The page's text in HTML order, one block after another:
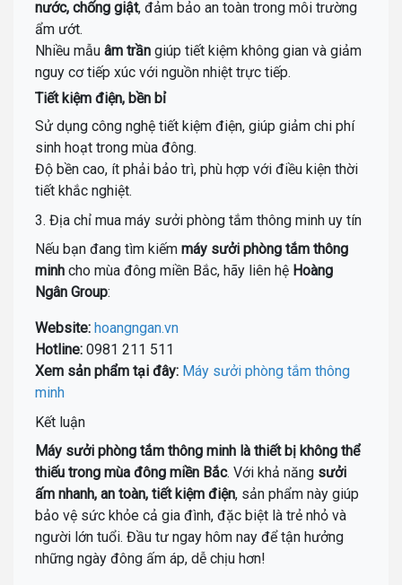
nước, chống giật, đảm bảo an toàn trong môi trường
ẩm ướt.
Nhiều mẫu âm trần giúp tiết kiệm không gian và giảm
nguy cơ tiếp xúc với nguồn nhiệt trực tiếp.
Tiết kiệm điện, bền bỉ
Sử dụng công nghệ tiết kiệm điện, giúp giảm chi phí
sinh hoạt trong mùa đông.
Độ bền cao, ít phải bảo trì, phù hợp với điều kiện thời
tiết khắc nghiệt.
3. Địa chỉ mua máy sưởi phòng tắm thông minh uy tín
Nếu bạn đang tìm kiếm máy sưởi phòng tắm thông
minh cho mùa đông miền Bắc, hãy liên hệ Hoàng
Ngân Group:
Website: hoangngan.vn
Hotline: 0981 211 511
Xem sản phẩm tại đây: Máy sưởi phòng tắm thông
minh
Kết luận
Máy sưởi phòng tắm thông minh là thiết bị không thể
thiếu trong mùa đông miền Bắc. Với khả năng sưởi
ấm nhanh, an toàn, tiết kiệm điện, sản phẩm này giúp
bảo vệ sức khỏe cả gia đình, đặc biệt là trẻ nhỏ và
người lớn tuổi. Đầu tư ngay hôm nay để tận hưởng
những ngày đông ấm áp, dễ chịu hơn!